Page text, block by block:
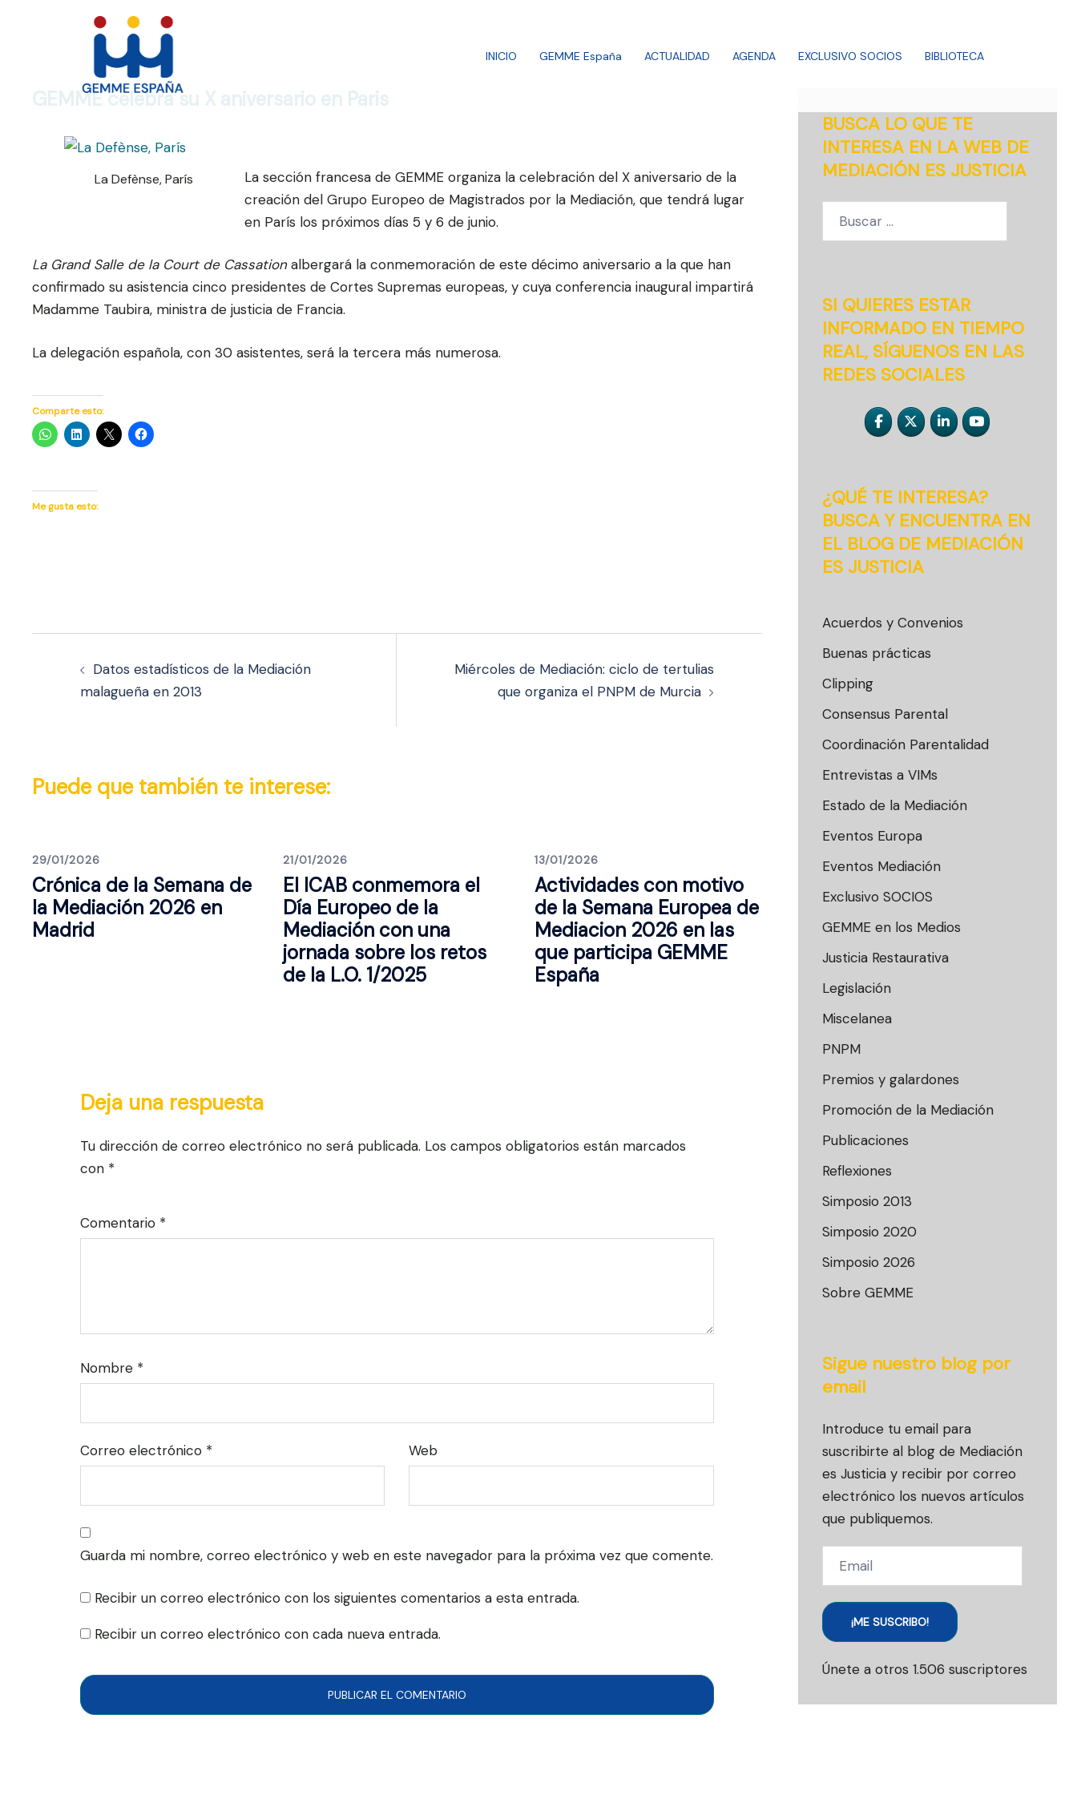
INICIO GEMME España ACTUALIDAD AGENDA EXCLUSIVO SOCIOS BIBLIOTECA
GEMME celebra su X aniversario en Paris
La Defènse, París
La sección francesa de GEMME organiza la celebración del X aniversario de la
creación del Grupo Europeo de Magistrados por la Mediación, que tendrá lugar
en París los próximos días 5 y 6 de junio.
La Grand Salle de la Court de Cassationalbergará la conmemoración de este décimo aniversario a la que han
confirmado su asistencia cinco presidentes de Cortes Supremas europeas, y cuya conferencia inaugural impartirá
Madamme Taubira, ministra de justicia de Francia.
La delegación española, con 30 asistentes, será la tercera más numerosa.
Comparte esto:
Me gusta esto:
entradas
Datos estadísticos de la Mediación
malagueña en 2013
Miércoles de Mediación: ciclo de tertulias
que organiza el PNPM de Murcia
Puede que también te interese:
29/01/2026
Crónica de la Semana de
la Mediación 2026 en
Madrid
21/01/2026
El ICAB conmemora el
Día Europeo de la
Mediación con una
jornada sobre los retos
de la L.O. 1/2025
13/01/2026
Actividades con motivo
de la Semana Europea de
Mediacion 2026 en las
que participa GEMME
España
Deja una respuesta
Tu dirección de correo electrónico no será publicada. Los campos obligatorios están marcados
con *
Comentario *
Nombre *
Correo electrónico * Web
Guarda mi nombre, correo electrónico y web en este navegador para la próxima vez que comente.
Recibir un correo electrónico con los siguientes comentarios a esta entrada.
Recibir un correo electrónico con cada nueva entrada.
BUSCA LO QUE TE
INTERESA EN LA WEB DE
MEDIACIÓN ES JUSTICIA
SI QUIERES ESTAR
INFORMADO EN TIEMPO
REAL, SÍGUENOS EN LAS
REDES SOCIALES
¿QUÉ TE INTERESA?
BUSCA Y ENCUENTRA EN
EL BLOG DE MEDIACIÓN
ES JUSTICIA
Acuerdos y Convenios
Buenas prácticas
Clipping
Consensus Parental
Coordinación Parentalidad
Entrevistas a VIMs
Estado de la Mediación
Eventos Europa
Eventos Mediación
Exclusivo SOCIOS
GEMME en los Medios
Justicia Restaurativa
Legislación
Miscelanea
PNPM
Premios y galardones
Promoción de la Mediación
Publicaciones
Reflexiones
Simposio 2013
Simposio 2020
Simposio 2026
Sobre GEMME
Sigue nuestro blog por
email
Introduce tu email para
suscribirte al blog de Mediación
es Justicia y recibir por correo
electrónico los nuevos artículos
que publiquemos.
¡ME SUSCRIBO!
Únete a otros 1.506 suscriptores